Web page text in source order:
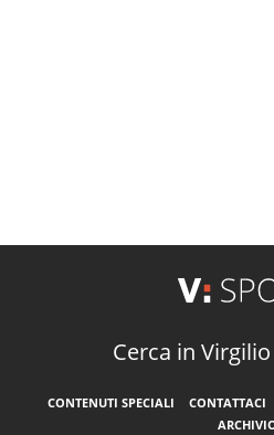
Cerca in
CONTENUTI SPECIALI CONTATTACI